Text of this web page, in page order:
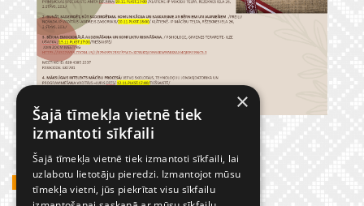
GADĪJUMBILDES
×
Šajā tīmekļa vietnē tiek
izmantoti sīkfaili
Šajā tīmekļa vietnē tiek izmantoti sīkfaili, lai
uzlabotu lietotāju pieredzi. Izmantojot mūsu
tīmekļa vietni, jūs piekrītat visu sīkfailu